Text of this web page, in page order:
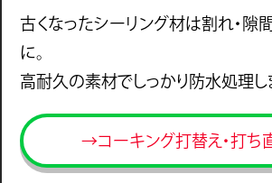
古くなったシーリング材は割れ・隙
に。
高耐久の素材でしっかり防水処理し
→コーキング打替え・打ち